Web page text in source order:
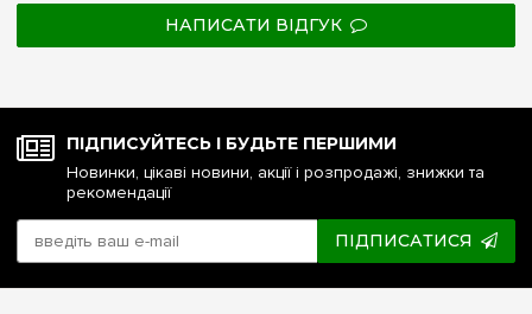
НАПИСАТИ ВІДГУК
ПІДПИСУЙТЕСЬ І БУДЬТЕ ПЕРШИМИ
Новинки, цікаві новини, акції і розпродажі, знижки та
рекомендації
ПІДПИСАТИСЯ